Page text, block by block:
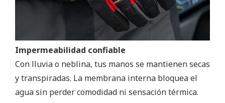
Impermeabilidad confiable
Con lluvia o neblina, tus manos se mantienen secas
y transpiradas. La membrana interna bloquea el
agua sin perder comodidad ni sensación térmica.